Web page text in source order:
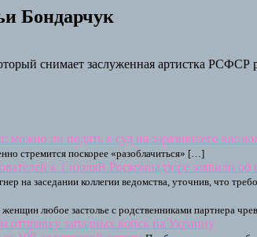
Бондарчук
снимает заслуженная артистка РСФСР
можно ли подать в суд на заразившего вас
стремится поскорее «разоблачиться» […]
В Роскомнадзоре заявили об
на заседании коллегии ведомства, уточнив, что
любое застолье с родственниками партнера
отправку западных войск на Украину